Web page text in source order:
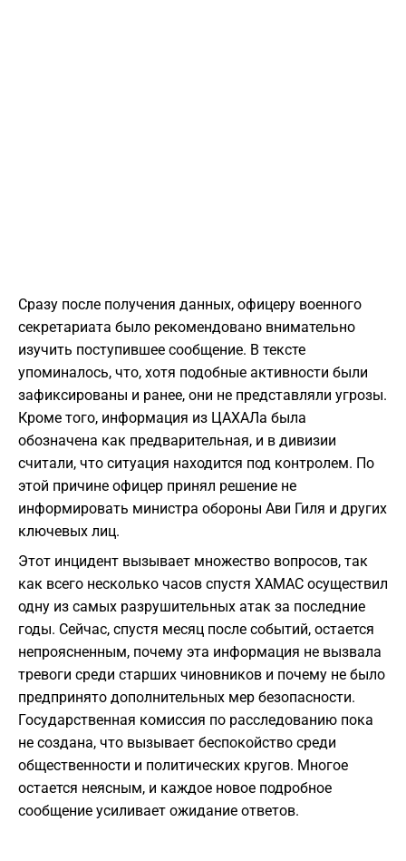
Сразу после получения данных, офицеру военного
секретариата было рекомендовано внимательно
изучить поступившее сообщение. В тексте
упоминалось, что, хотя подобные активности были
зафиксированы и ранее, они не представляли угрозы.
Кроме того, информация из ЦАХАЛа была
обозначена как предварительная, и в дивизии
считали, что ситуация находится под контролем. По
этой причине офицер принял решение не
информировать министра обороны Ави Гиля и других
ключевых лиц.
Этот инцидент вызывает множество вопросов, так
как всего несколько часов спустя ХАМАС осуществил
одну из самых разрушительных атак за последние
годы. Сейчас, спустя месяц после событий, остается
непроясненным, почему эта информация не вызвала
тревоги среди старших чиновников и почему не было
предпринято дополнительных мер безопасности.
Государственная комиссия по расследованию пока
не создана, что вызывает беспокойство среди
общественности и политических кругов. Многое
остается неясным, и каждое новое подробное
сообщение усиливает ожидание ответов.